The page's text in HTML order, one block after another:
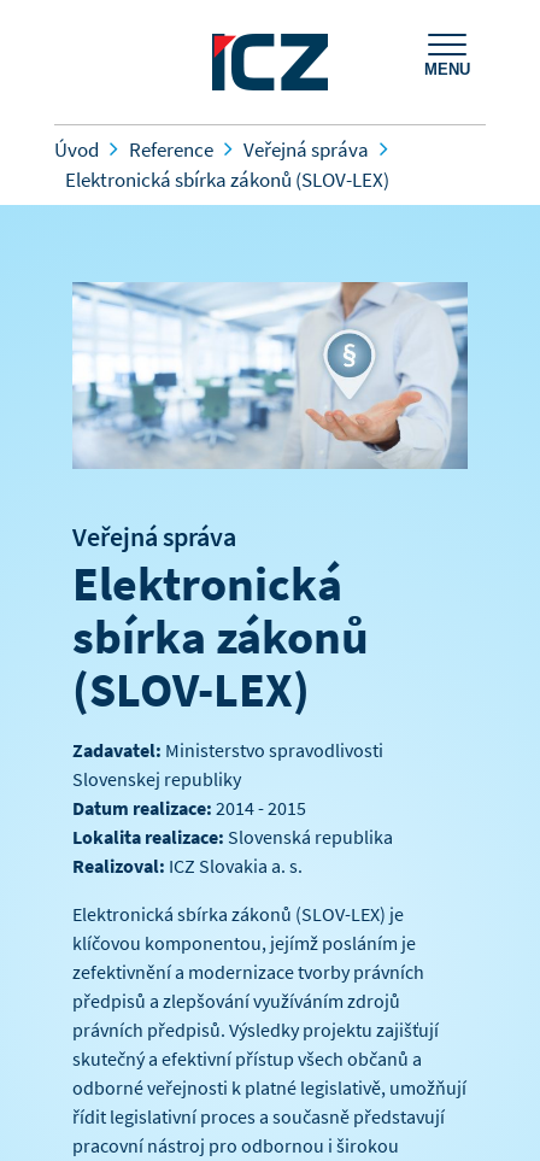
MENU
Úvod Reference
Veřejná správa
Elektronická sbírka zákonů (SLOV-LEX)
Veřejná správa
Elektronická
sbírka zákonů
(SLOV-LEX)
Zadavatel: Ministerstvo spravodlivosti
Slovenskej republiky
Datum realizace: 2014 - 2015
Lokalita realizace: Slovenská republika
Realizoval: ICZ Slovakia a. s.
Elektronická sbírka zákonů (SLOV-LEX) je
klíčovou komponentou, jejímž posláním je
zefektivnění a modernizace tvorby právních
předpisů a zlepšování využíváním zdrojů
právních předpisů. Výsledky projektu zajišťují
skutečný a efektivní přístup všech občanů a
odborné veřejnosti k platné legislativě, umožňují
řídit legislativní proces a současně představují
pracovní nástroj pro odbornou i širokou